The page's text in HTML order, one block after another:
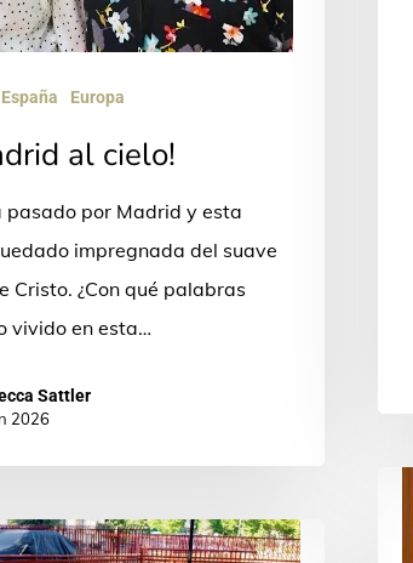
España Europa
al cielo!
pasado por Madrid y esta
impregnada del suave
Cristo. ¿Con qué palabras
vivido en esta…
Sattler
2026